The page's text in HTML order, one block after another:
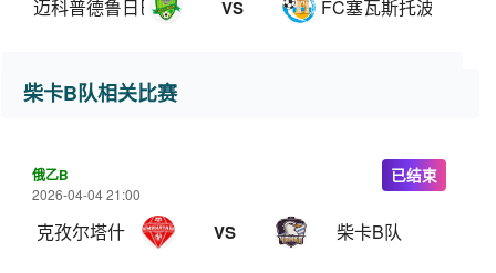
迈科普德鲁日巴 VS FC塞瓦斯托波尔
柴卡B队相关比赛
俄乙B
2026-04-04 21:00
克孜尔塔什 VS 柴卡B队
已结束